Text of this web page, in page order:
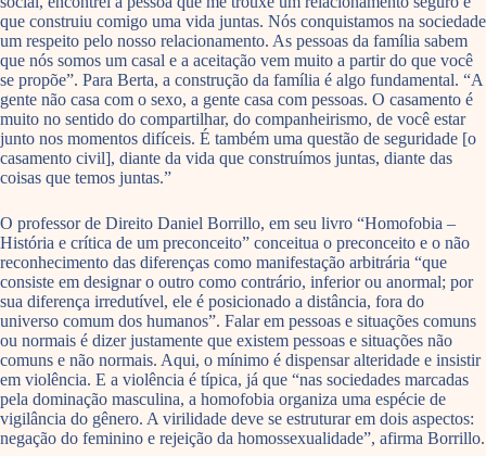
que construiu comigo uma vida juntas. Nós conquistamos na sociedade
um respeito pelo nosso relacionamento. As pessoas da família sabem
que nós somos um casal e a aceitação vem muito a partir do que você
se propõe”. Para Berta, a construção da família é algo fundamental. “A
gente não casa com o sexo, a gente casa com pessoas. O casamento é
muito no sentido do compartilhar, do companheirismo, de você estar
junto nos momentos difíceis. É também uma questão de seguridade [o
casamento civil], diante da vida que construímos juntas, diante das
coisas que temos juntas.”
O professor de Direito Daniel Borrillo, em seu livro “Homofobia –
História e crítica de um preconceito” conceitua o preconceito e o não
reconhecimento das diferenças como manifestação arbitrária “que
consiste em designar o outro como contrário, inferior ou anormal; por
sua diferença irredutível, ele é posicionado a distância, fora do
universo comum dos humanos”. Falar em pessoas e situações comuns
ou normais é dizer justamente que existem pessoas e situações não
comuns e não normais. Aqui, o mínimo é dispensar alteridade e insistir
em violência. E a violência é típica, já que “nas sociedades marcadas
pela dominação masculina, a homofobia organiza uma espécie de
vigilância do gênero. A virilidade deve se estruturar em dois aspectos:
negação do feminino e rejeição da homossexualidade”, afirma Borrillo.